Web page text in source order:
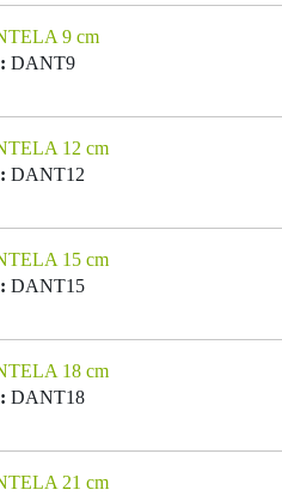
9 cm
DANT9
12 cm
DANT12
15 cm
DANT15
18 cm
DANT18
21 cm